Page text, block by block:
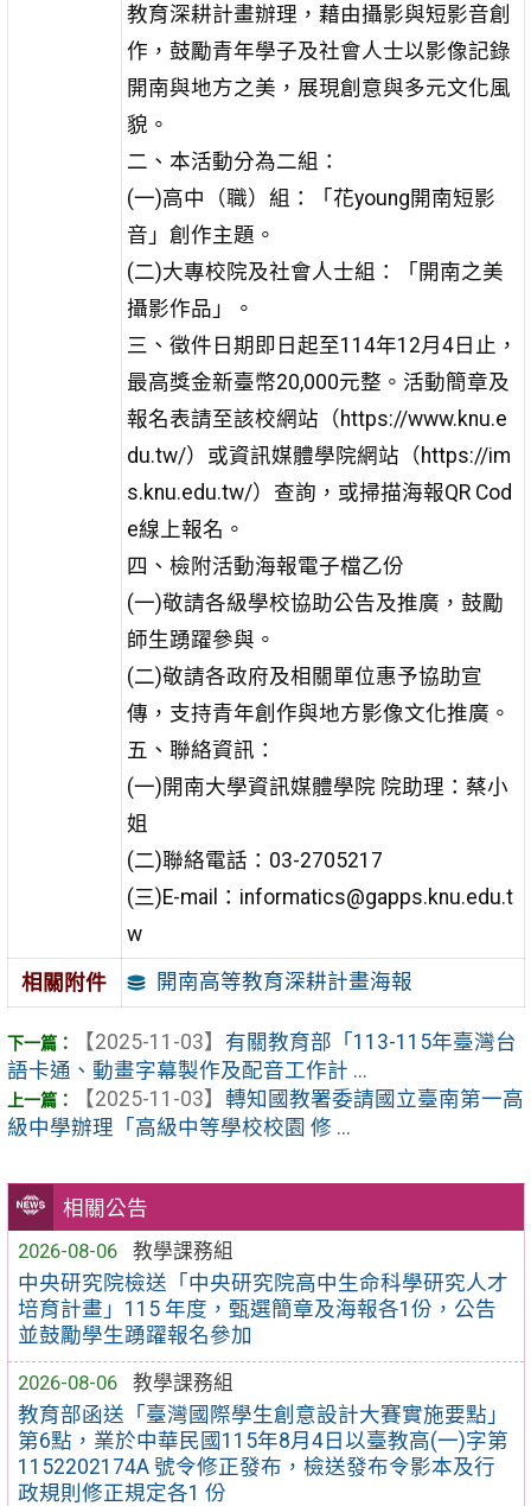
相關公告
2026-08-06
教學課務組
中央研究院檢送「中央研究院高中生命科學研究人才
培育計畫」115 年度，甄選簡章及海報各1份，公告
並鼓勵學生踴躍報名參加
2026-08-06
教學課務組
教育部函送「臺灣國際學生創意設計大賽實施要點」
第6點，業於中華民國115年8月4日以臺教高(一)字第
1152202174A 號令修正發布，檢送發布令影本及行
政規則修正規定各1 份
教育深耕計畫辦理，藉由攝影與短影音創
作，鼓勵青年學子及社會人士以影像記錄
開南與地方之美，展現創意與多元文化風
貌。
二、本活動分為二組：
(一)高中（職）組：「花young開南短影
音」創作主題。
(二)大專校院及社會人士組：「開南之美
攝影作品」。
三、徵件日期即日起至114年12月4日止，
最高獎金新臺幣20,000元整。活動簡章及
報名表請至該校網站（https://www.knu.e
du.tw/）或資訊媒體學院網站（https://im
s.knu.edu.tw/）查詢，或掃描海報QR Cod
e線上報名。
四、檢附活動海報電子檔乙份
(一)敬請各級學校協助公告及推廣，鼓勵
師生踴躍參與。
(二)敬請各政府及相關單位惠予協助宣
傳，支持青年創作與地方影像文化推廣。
五、聯絡資訊：
(一)開南大學資訊媒體學院 院助理：蔡小
姐
(二)聯絡電話：03-2705217
(三)E-mail：informatics@gapps.knu.edu.t
w
相關附件 開南高等教育深耕計畫海報
【2025-11-03】 有關教育部「113-115年臺灣台
語卡通、動畫字幕製作及配音工作計 ...
【2025-11-03】 轉知國教署委請國立臺南第一高
級中學辦理「高級中等學校校園 修 ...